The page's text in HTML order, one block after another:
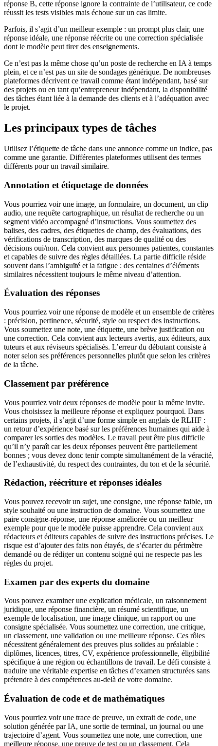
réponse B, cette réponse ignore la contrainte de l’utilisateur, ce code
réussit les tests visibles mais échoue sur un cas limite.
Parfois, il s’agit d’un meilleur exemple : un prompt plus clair, une
réponse idéale, une réponse réécrite ou une correction spécialisée
dont le modèle peut tirer des enseignements.
Ce n’est pas la même chose qu’un poste de recherche en IA à temps
plein, et ce n’est pas un site de sondages générique. De nombreuses
plateformes décrivent ce travail comme étant indépendant, basé sur
des projets ou en tant qu’entrepreneur indépendant, la disponibilité
des tâches étant liée à la demande des clients et à l’adéquation avec
le projet.
Les principaux types de tâches
Utilisez l’étiquette de tâche dans une annonce comme un indice, pas
comme une garantie. Différentes plateformes utilisent des termes
différents pour un travail similaire.
Annotation et étiquetage de données
Vous pourriez voir une image, un formulaire, un document, un clip
audio, une requête cartographique, un résultat de recherche ou un
segment vidéo accompagné d’instructions. Vous soumettez des
balises, des cadres, des étiquettes de champ, des évaluations, des
vérifications de transcription, des marques de qualité ou des
décisions oui/non. Cela convient aux personnes patientes, constantes
et capables de suivre des règles détaillées. La partie difficile réside
souvent dans l’ambiguïté et la fatigue : des centaines d’éléments
similaires nécessitent toujours le même niveau d’attention.
Évaluation des réponses
Vous pourriez voir une réponse de modèle et un ensemble de critères
: précision, pertinence, sécurité, style ou respect des instructions.
Vous soumettez une note, une étiquette, une brève justification ou
une correction. Cela convient aux lecteurs avertis, aux éditeurs, aux
tuteurs et aux réviseurs spécialisés. L’erreur du débutant consiste à
noter selon ses préférences personnelles plutôt que selon les critères
de la tâche.
Classement par préférence
Vous pourriez voir deux réponses de modèle pour la même invite.
Vous choisissez la meilleure réponse et expliquez pourquoi. Dans
certains projets, il s’agit d’une forme simple en anglais de RLHF :
un retour d’expérience basé sur les préférences humaines qui aide à
comparer les sorties des modèles. Le travail peut être plus difficile
qu’il n’y paraît car les deux réponses peuvent être partiellement
bonnes ; vous devez donc tenir compte simultanément de la véracité,
de l’exhaustivité, du respect des contraintes, du ton et de la sécurité.
Rédaction, réécriture et réponses idéales
Vous pouvez recevoir un sujet, une consigne, une réponse faible, un
style souhaité ou une instruction de domaine. Vous soumettez une
paire consigne-réponse, une réponse améliorée ou un meilleur
exemple pour que le modèle puisse apprendre. Cela convient aux
rédacteurs et éditeurs capables de suivre des instructions précises. Le
risque est d’ajouter des faits non étayés, de s’écarter du périmètre
demandé ou de rédiger un contenu soigné qui ne respecte pas les
règles du projet.
Examen par des experts du domaine
Vous pouvez examiner une explication médicale, un raisonnement
juridique, une réponse financière, un résumé scientifique, un
exemple de localisation, une image clinique, un rapport ou une
consigne spécialisée. Vous soumettez une correction, une critique,
un classement, une validation ou une meilleure réponse. Ces rôles
nécessitent généralement des preuves plus solides au préalable :
diplômes, licences, titres, CV, expérience professionnelle, éligibilité
spécifique à une région ou échantillons de travail. Le défi consiste à
traduire une véritable expertise en tâches d’examen structurées sans
prétendre à des compétences au-delà de votre domaine.
Évaluation de code et de mathématiques
Vous pourriez voir une trace de preuve, un extrait de code, une
solution générée par IA, une sortie de terminal, un journal ou une
trajectoire d’agent. Vous soumettez une note, une correction, une
meilleure réponse, une preuve de test ou un classement. Cela